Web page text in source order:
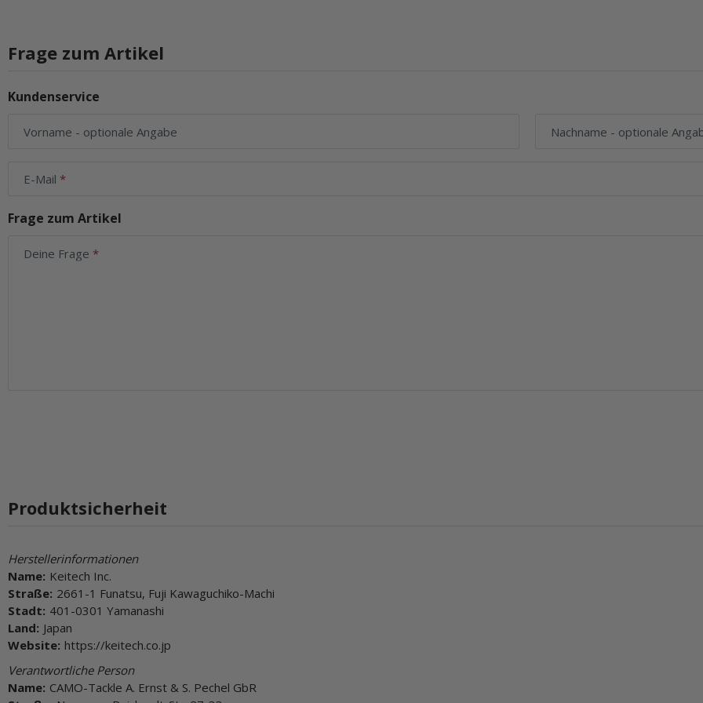
Frage zum Artikel
Kundenservice
Vorname - optionale Angabe Nachname - optionale
E-Mail
Frage zum Artikel
Deine Frage
Produktsicherheit
Herstellerinformationen
Name: Keitech Inc.
Straße: 2661-1 Funatsu, Fuji Kawaguchiko-Machi
Stadt: 401-0301 Yamanashi
Land: Japan
Website: https://keitech.co.jp
Verantwortliche Person
Name: CAMO-Tackle A. Ernst & S. Pechel GbR